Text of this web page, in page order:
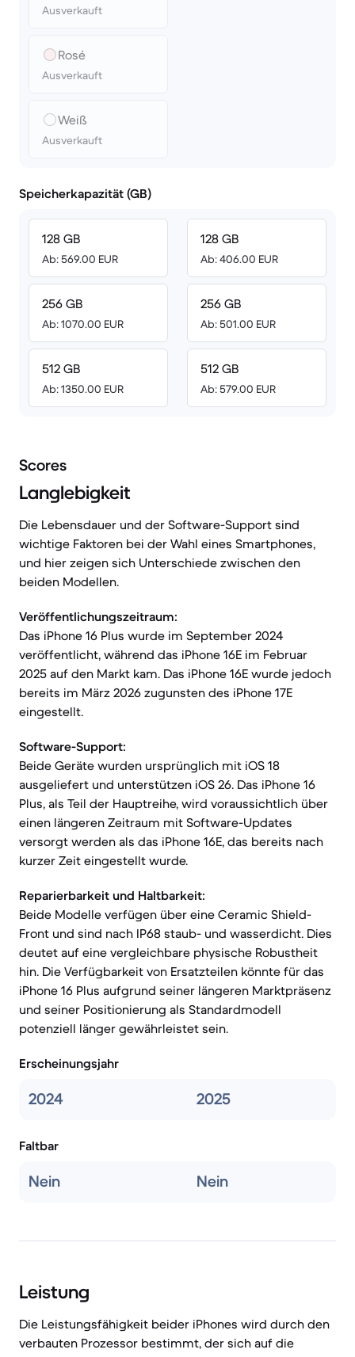
Ausverkauft
Rosé
Ausverkauft
Weiß
Ausverkauft
Speicherkapazität (GB)
128 GB
Ab: 569.00 EUR
256 GB
Ab: 1070.00 EUR
512 GB
Ab: 1350.00 EUR
128 GB
Ab: 406.00 EUR
256 GB
Ab: 501.00 EUR
512 GB
Ab: 579.00 EUR
Scores
Langlebigkeit
Die Lebensdauer und der Software-Support sind
wichtige Faktoren bei der Wahl eines Smartphones,
und hier zeigen sich Unterschiede zwischen den
beiden Modellen.
Veröffentlichungszeitraum:
Das iPhone 16 Plus wurde im September 2024
veröffentlicht, während das iPhone 16E im Februar
2025 auf den Markt kam. Das iPhone 16E wurde jedoch
bereits im März 2026 zugunsten des iPhone 17E
eingestellt.
Software-Support:
Beide Geräte wurden ursprünglich mit iOS 18
ausgeliefert und unterstützen iOS 26. Das iPhone 16
Plus, als Teil der Hauptreihe, wird voraussichtlich über
einen längeren Zeitraum mit Software-Updates
versorgt werden als das iPhone 16E, das bereits nach
kurzer Zeit eingestellt wurde.
Reparierbarkeit und Haltbarkeit:
Beide Modelle verfügen über eine Ceramic Shield-
Front und sind nach IP68 staub- und wasserdicht. Dies
deutet auf eine vergleichbare physische Robustheit
hin. Die Verfügbarkeit von Ersatzteilen könnte für das
iPhone 16 Plus aufgrund seiner längeren Marktpräsenz
und seiner Positionierung als Standardmodell
potenziell länger gewährleistet sein.
Erscheinungsjahr
2024 2025
Faltbar
Nein Nein
Leistung
Die Leistungsfähigkeit beider iPhones wird durch den
verbauten Prozessor bestimmt, der sich auf die